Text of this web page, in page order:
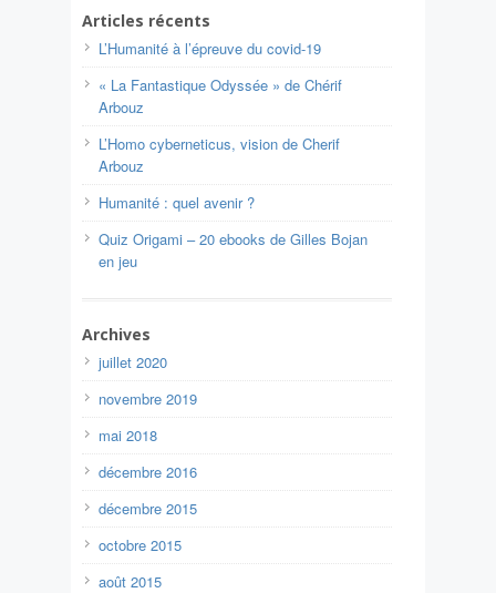
Articles récents
L’Humanité à l’épreuve du covid-19
« La Fantastique Odyssée » de Chérif
Arbouz
L’Homo cyberneticus, vision de Cherif
Arbouz
Humanité : quel avenir ?
Quiz Origami – 20 ebooks de Gilles Bojan
en jeu
Archives
juillet 2020
novembre 2019
mai 2018
décembre 2016
décembre 2015
octobre 2015
août 2015